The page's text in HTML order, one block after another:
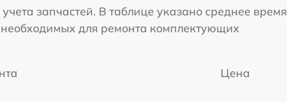
запчастей. В таблице указано среднее время
для ремонта комплектующих
Цена